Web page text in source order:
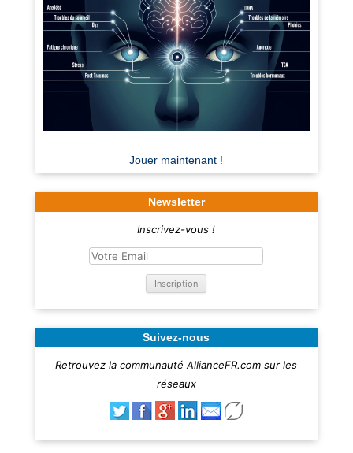
Jouer maintenant !
Newsletter
Inscrivez-vous !
Suivez-nous
Retrouvez la communauté AllianceFR.com sur les
réseaux